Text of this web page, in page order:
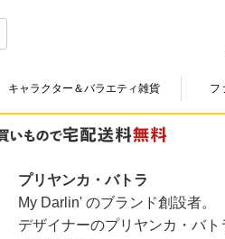
キャラクター＆バラエティ雑貨 フ
プリヤンカ・バトラ
My Darlin' のブランド創設者。
デザイナーのプリヤンカ・バ